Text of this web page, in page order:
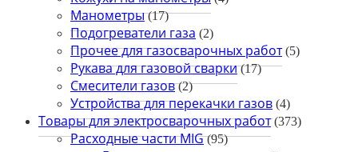
Манометры (17)
Подогреватели газа (2)
Прочее для газосварочных работ (5)
Рукава для газовой сварки (17)
Смесители газов (2)
Устройства для перекачки газов (4)
Товары для электросварочных работ (373)
Расходные части MIG (95)